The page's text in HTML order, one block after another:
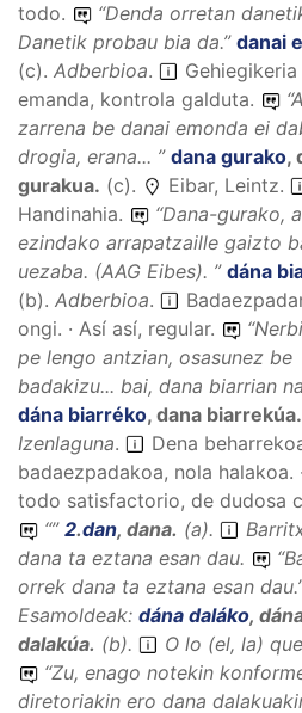
todo.
“Denda orretan
Danetik probau bia da.” danai
(c). Adberbioa.
emanda, kontrola galduta.
“
zarrena be danai emonda ei
drogia, erana... ” dana gurako,
gurakua. (c).
Eibar, Leintz.
Handinahia.
“Dana-gurako,
ezindako arrapatzaille gaizto
uezaba. (AAG Eibes). ” dána
(b). Adberbioa.
ongi. · Así así, regular.
“
pe lengo antzian, osasunez be
badakizu... bai, dana biarrian
dána biarréko, dana biarrekúa.
Izenlaguna.
Dena
badaezpadakoa, nola halakoa.
todo satisfactorio, de dudosa
“” 2.dan, dana. (a).
dana ta eztana esan dau.
“
orrek dana ta eztana esan dau.
Esamoldeak: dána daláko,
dalakúa. (b).
O lo (el, la)
“Zu, enago notekin
diretoriakin ero dana